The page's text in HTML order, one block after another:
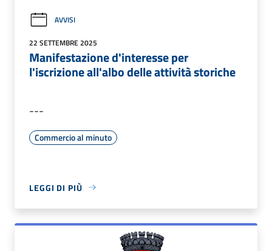
AVVISI
22 SETTEMBRE 2025
Manifestazione d'interesse per
l'iscrizione all'albo delle attività storiche
---
Commercio al minuto
LEGGI DI PIÙ